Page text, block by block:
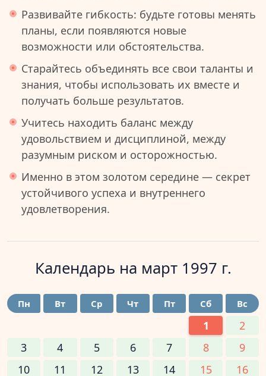
Развивайте гибкость: будьте готовы менять
планы, если появляются новые
возможности или обстоятельства.
Старайтесь объединять все свои таланты и
знания, чтобы использовать их вместе и
получать больше результатов.
Учитесь находить баланс между
удовольствием и дисциплиной, между
разумным риском и осторожностью.
Именно в этом золотом середине — секрет
устойчивого успеха и внутреннего
удовлетворения.
Календарь на март 1997 г.
Пн Вт Ср Чт Пт Сб Вс
1
2
3
4 5 6 7 8
9
10
11 12 13 14 15 16